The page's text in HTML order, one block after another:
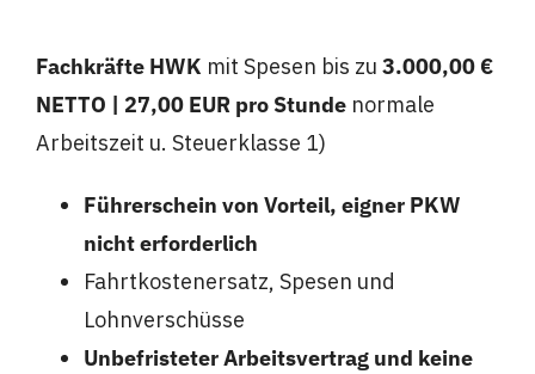
Fachkräfte HWK mit Spesen bis zu 3.000,00 €
NETTO | 27,00 EUR pro Stunde normale
Arbeitszeit u. Steuerklasse 1)
Führerschein von Vorteil, eigner PKW
nicht erforderlich
Fahrtkostenersatz, Spesen und
Lohnverschüsse
Unbefristeter Arbeitsvertrag und keine